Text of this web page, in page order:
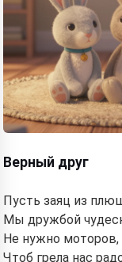
Верный друг
Пусть заяц из
Мы дружбой
Не нужно
Чтоб грела нас